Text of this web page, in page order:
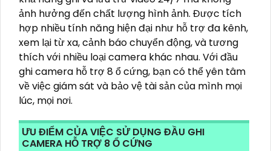
ảnh hưởng đến chất lượng hình ảnh. Được tích
hợp nhiều tính năng hiện đại như hỗ trợ đa kênh,
xem lại từ xa, cảnh báo chuyển động, và tương
thích với nhiều loại camera khác nhau. Với đầu
ghi camera hỗ trợ 8 ổ cứng, bạn có thể yên tâm
về việc giám sát và bảo vệ tài sản của mình mọi
lúc, mọi nơi.
ƯU ĐIỂM CỦA VIỆC SỬ DỤNG ĐẦU GHI
CAMERA HỖ TRỢ 8 Ổ CỨNG